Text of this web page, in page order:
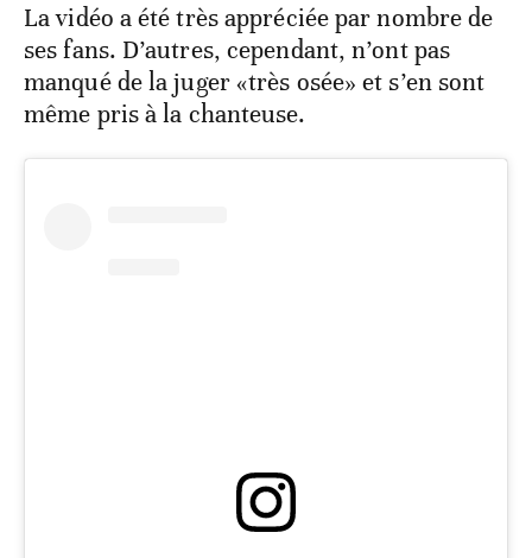
La vidéo a été très appréciée par nombre de
ses fans. D’autres, cependant, n’ont pas
manqué de la juger «très osée» et s’en sont
même pris à la chanteuse.